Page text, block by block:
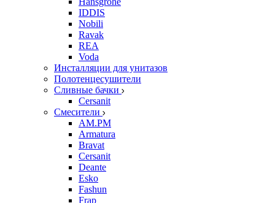
IDDIS
Nobili
Ravak
REA
Voda
Инсталляции для унитазов
Полотенцесушители
Сливные бачки
Cersanit
Смесители
AM.PM
Armatura
Bravat
Cersanit
Deante
Esko
Fashun
Frap